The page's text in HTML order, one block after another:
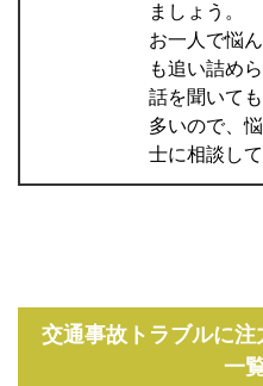
ましょう。
お一人で悩
も追い詰め
話を聞いて
多いので、
士に相談し
交通事故トラブルに
一